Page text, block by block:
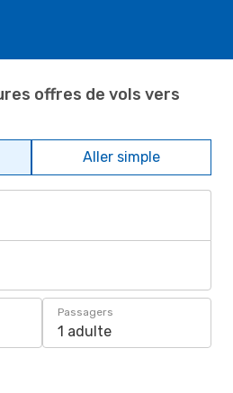
offres de vols vers
Aller simple
Passagers
1 adulte